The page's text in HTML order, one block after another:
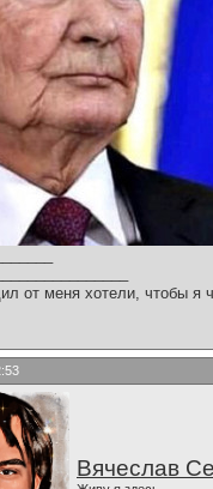
от меня хотели, чтобы
Вячеслав